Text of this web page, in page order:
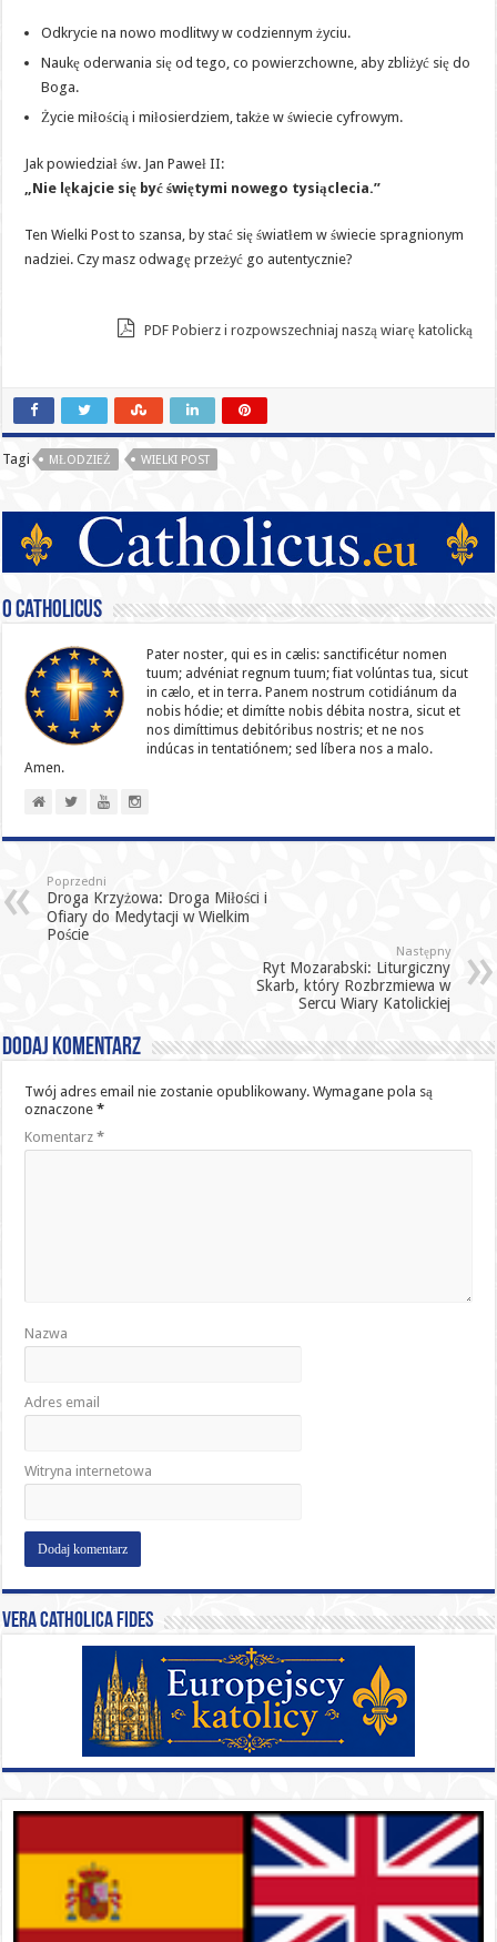
Odkrycie na nowo modlitwy w codziennym życiu.
Naukę oderwania się od tego, co powierzchowne, aby zbliżyć się do
Boga.
Życie miłością i miłosierdziem, także w świecie cyfrowym.
Jak powiedział św. Jan Paweł II:
„Nie lękajcie się być świętymi nowego tysiąclecia.”
Ten Wielki Post to szansa, by stać się światłem w świecie spragnionym
nadziei. Czy masz odwagę przeżyć go autentycznie?
PDF Pobierz i rozpowszechniaj naszą wiarę katolicką
Tagi MŁODZIEŻ WIELKI POST
O catholicus
Pater noster, qui es in cælis: sanc­ti­ficétur nomen
tuum; advéniat regnum tuum; fiat volúntas tua, sicut
in cælo, et in terra. Panem nostrum cotidiánum da
nobis hódie; et dimítte nobis débita nostra, sicut et
nos dimíttimus debitóribus nostris; et ne nos
indúcas in ten­ta­tiónem; sed líbera nos a malo.
Amen.
Poprzedni
Droga Krzyżowa: Droga Miłości i
Ofiary do Medytacji w Wielkim
Poście
Następny
Ryt Mozarabski: Liturgiczny
Skarb, który Rozbrzmiewa w
Sercu Wiary Katolickiej
Dodaj komentarz
Twój adres email nie zostanie opublikowany. Wymagane pola są
oznaczone*
Komentarz*
Nazwa
Adres email
Witryna internetowa
Vera catholica fides